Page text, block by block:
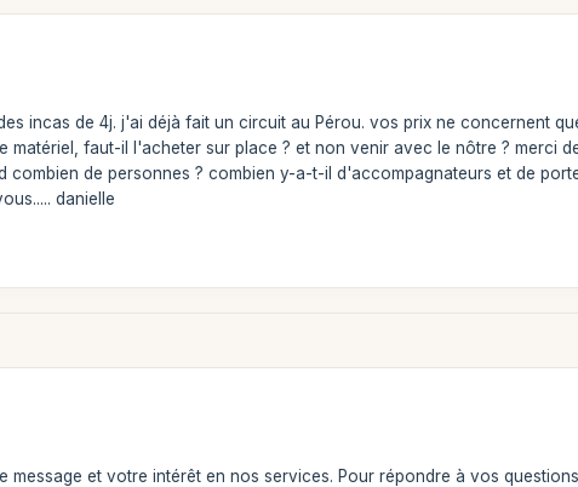
incas de 4j. j'ai déjà fait un circuit au Pérou. vos prix ne concernent
matériel, faut-il l'acheter sur place ? et non venir avec le nôtre ? merci
combien de personnes ? combien y-a-t-il d'accompagnateurs et de
danielle
message et votre intérêt en nos services. Pour répondre à vos